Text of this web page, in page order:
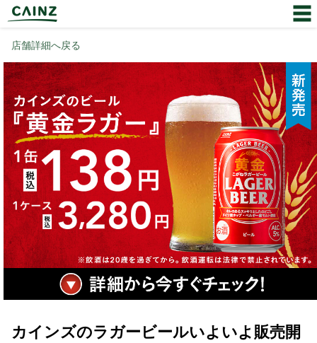
店舗詳細へ戻る
カインズのラガービールいよいよ販売開